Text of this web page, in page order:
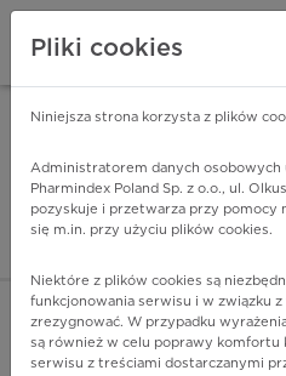
ZALOGUJ SIĘ
Pliki cookies
Niniejsza strona korzysta z plików
Administratorem danych
Pharmindex Poland Sp. z o.o., ul.
pozyskuje i przetwarza przy pomocy
się m.in. przy użyciu plików cookies.
Niektóre z plików cookies są
funkcjonowania serwisu i w związku
zrezygnować. W przypadku
są również w celu poprawy komfortu
serwisu z treściami dostarczanymi
ZA DARMO - w Google